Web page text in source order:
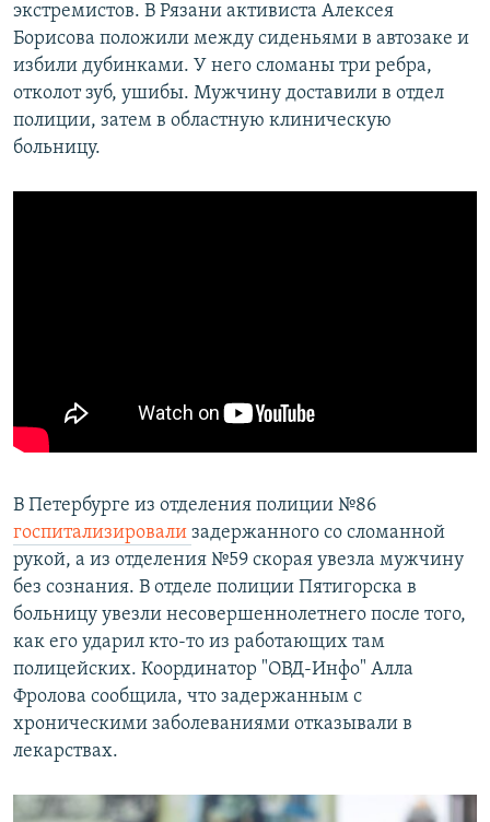
экстремистов. В Рязани активиста Алексея
Борисова положили между сиденьями в автозаке и
избили дубинками. У него сломаны три ребра,
отколот зуб, ушибы. Мужчину доставили в отдел
полиции, затем в областную клиническую
больницу.
В Петербурге из отделения полиции №86
госпитализировали задержанного со сломанной
рукой, а из отделения №59 скорая увезла мужчину
без сознания. В отделе полиции Пятигорска в
больницу увезли несовершеннолетнего после того,
как его ударил кто-то из работающих там
полицейских. Координатор "ОВД-Инфо" Алла
Фролова сообщила, что задержанным с
хроническими заболеваниями отказывали в
лекарствах.